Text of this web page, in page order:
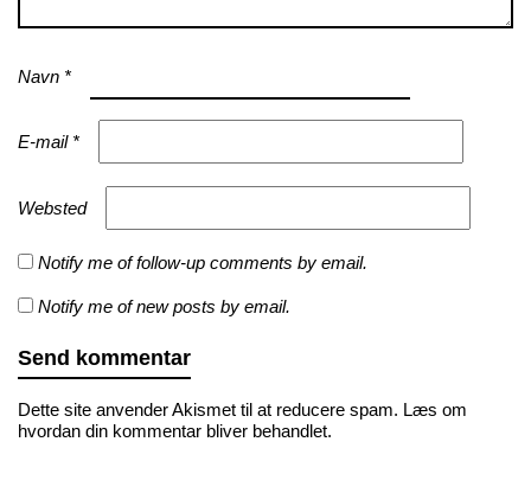
Navn *
E-mail *
Websted
Notify me of follow-up comments by email.
Notify me of new posts by email.
Dette site anvender Akismet til at reducere spam. Læs om
hvordan din kommentar bliver behandlet.